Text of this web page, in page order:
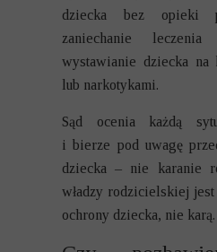
dziecka bez opieki
zaniechanie
wystawianie dziecka na
lub narkotykami.
Sąd ocenia każdą
i bierze pod uwagę
dziecka – nie karanie
władzy rodzicielskiej
ochrony dziecka, nie karą.